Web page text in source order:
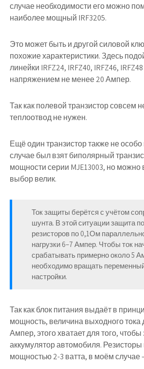
случае необходимости его можно
наиболее мощный IRF3205.
Это может быть и другой силовой
похожие характеристики. Здесь
линейки IRFZ24, IRFZ40, IRFZ46,
напряжением не менее 20 Ампер.
Так как полевой транзистор совсем
теплоотвод не нужен.
Ещё один транзистор также не
случае был взят биполярный
мощности серии MJE13003, но можно
выбор велик.
Ток защиты берётся с учётом
шунта. В этой ситуации защита
резисторов по 0,1Ом
нагрузки 6–7 Ампер. Чтобы ток
срабатывать примерно около 5
необходимо вращать
настройки.
Так как блок питания выдаёт в
мощность, величина выходного тока
Ампер, этого хватает для того, чтобы
аккумулятор автомобиля.
мощностью 2-3 ватта, в моём случае